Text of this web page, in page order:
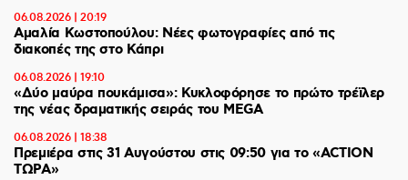
06.08.2026 | 20:19
Αμαλία Κωστοπούλου: Νέες φωτογραφίες από τις
διακοπές της στο Κάπρι
06.08.2026 | 19:10
«Δύο μαύρα πουκάμισα»: Κυκλοφόρησε το πρώτο τρέϊλερ
της νέας δραματικής σειράς του MEGA
06.08.2026 | 18:38
Πρεμιέρα στις 31 Αυγούστου στις 09:50 για το «ACTION
ΤΩΡΑ»